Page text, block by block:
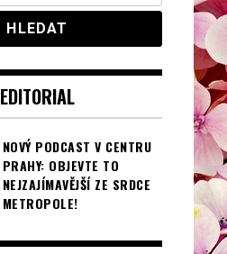
EDITORIAL
NOVÝ PODCAST V CENTRU
PRAHY: OBJEVTE TO
NEJZAJÍMAVĚJŠÍ ZE SRDCE
METROPOLE!